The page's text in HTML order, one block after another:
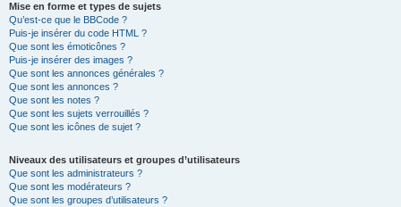
Mise en forme et types de sujets
Qu’est-ce que le BBCode ?
Puis-je insérer du code HTML ?
Que sont les émoticônes ?
Puis-je insérer des images ?
Que sont les annonces générales ?
Que sont les annonces ?
Que sont les notes ?
Que sont les sujets verrouillés ?
Que sont les icônes de sujet ?
Niveaux des utilisateurs et groupes d’utilisateurs
Que sont les administrateurs ?
Que sont les modérateurs ?
Que sont les groupes d’utilisateurs ?